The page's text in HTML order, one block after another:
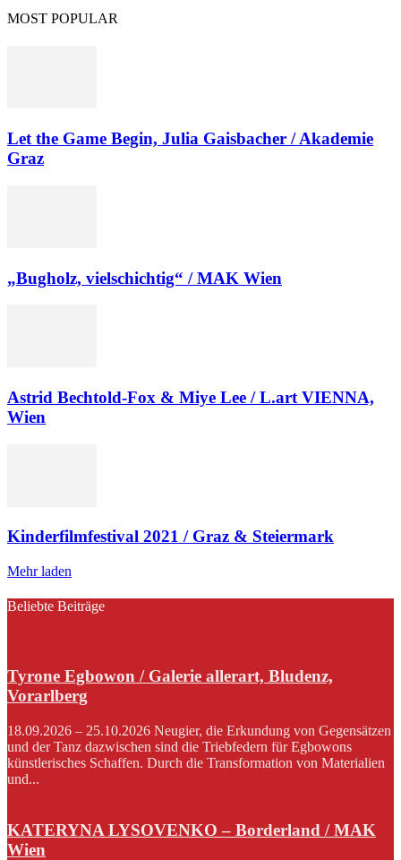
MOST POPULAR
Let the Game Begin, Julia Gaisbacher / Akademie
Graz
„Bugholz, vielschichtig“ / MAK Wien
Astrid Bechtold-Fox & Miye Lee / L.art VIENNA,
Wien
Kinderfilmfestival 2021 / Graz & Steiermark
Mehr laden
Beliebte Beiträge
Tyrone Egbowon / Galerie allerart, Bludenz,
Vorarlberg
18.09.2026 – 25.10.2026 Neugier, die Erkundung von Gegensätzen
und der Tanz dazwischen sind die Triebfedern für Egbowons
künstlerisches Schaffen. Durch die Transformation von Materialien
und...
KATERYNA LYSOVENKO – Borderland / MAK
Wien